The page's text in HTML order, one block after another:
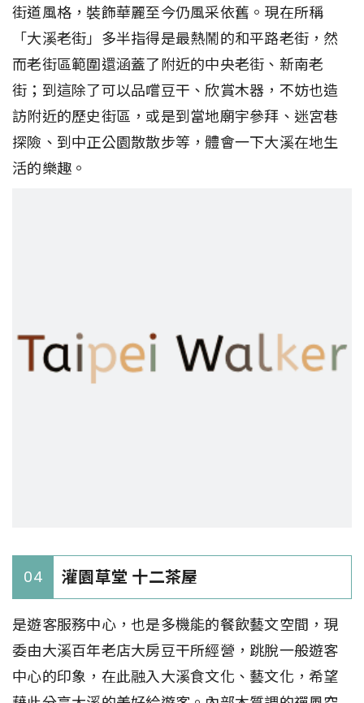
街道風格，裝飾華麗至今仍風采依舊。現在所稱
「大溪老街」多半指得是最熱鬧的和平路老街，然
而老街區範圍還涵蓋了附近的中央老街、新南老
街；到這除了可以品嚐豆干、欣賞木器，不妨也造
訪附近的歷史街區，或是到當地廟宇參拜、迷宮巷
探險、到中正公園散散步等，體會一下大溪在地生
活的樂趣。
04 灌園草堂 十二茶屋
是遊客服務中心，也是多機能的餐飲藝文空間，現
委由大溪百年老店大房豆干所經營，跳脫一般遊客
中心的印象，在此融入大溪食文化、藝文化，希望